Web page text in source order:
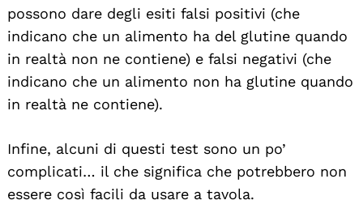
possono dare degli esiti falsi positivi (che
indicano che un alimento ha del glutine quando
in realtà non ne contiene) e falsi negativi (che
indicano che un alimento non ha glutine quando
in realtà ne contiene).
Infine, alcuni di questi test sono un po’
complicati… il che significa che potrebbero non
essere così facili da usare a tavola.